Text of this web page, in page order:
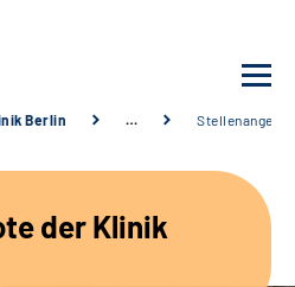
Berlin …
der Klinik